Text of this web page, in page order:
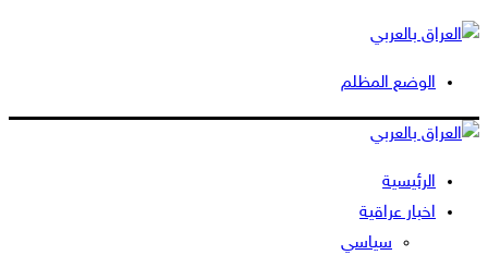
الوضع المظلم
الرئيسية
اخبار عراقية
سياسي